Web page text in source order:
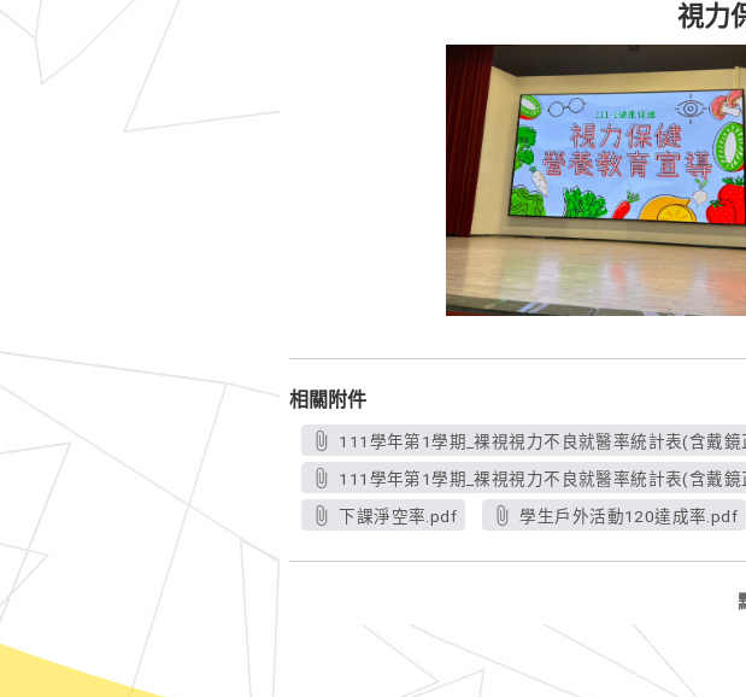
視力
相關附件
111學年第1學期_裸視視力不良就醫率統計表(含戴
111學年第1學期_裸視視力不良就醫率統計表(含戴
下課淨空率.pdf
學生戶外活動120達成率.pdf